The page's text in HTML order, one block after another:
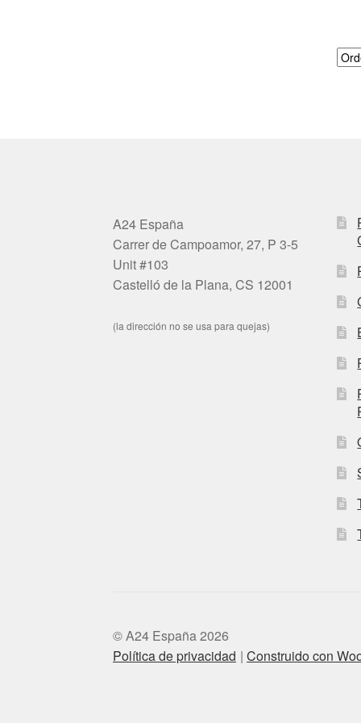
A24 España
Carrer de Campoamor, 27, P 3-5
Unit #103
Castelló de la Plana, CS 12001
(la dirección no se usa para quejas)
© A24 España 2026
Política de privacidad
Construido con